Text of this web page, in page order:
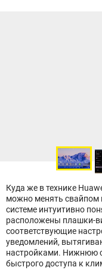
Куда же в технике
можно менять свайпом
системе интуитивно
расположены плашки-
соответствующие
уведомлений,
настройками. Нижнюю
быстрого доступа к